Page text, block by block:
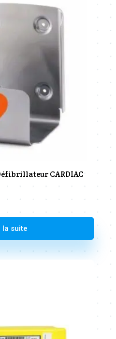
CARDIAC
la suite